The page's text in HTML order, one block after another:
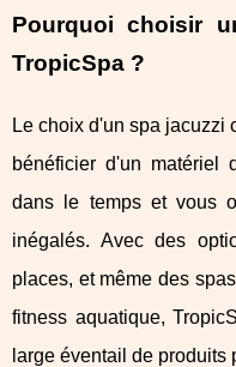
Pourquoi choisir
TropicSpa ?
Le choix d'un spa jacuzzi
bénéficier d'un matériel
dans le temps et vous
inégalés. Avec des
places, et même des
fitness aquatique,
large éventail de